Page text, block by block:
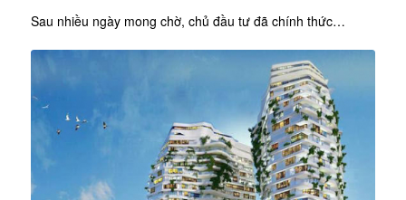
Sau nhiều ngày mong chờ, chủ đầu tư đã chính thức…